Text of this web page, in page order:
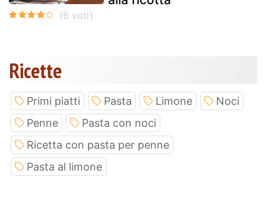
Ricette
Primi piatti Pasta Limone
Noci
Penne
Pasta con noci
Ricetta con pasta per penne
Pasta al limone